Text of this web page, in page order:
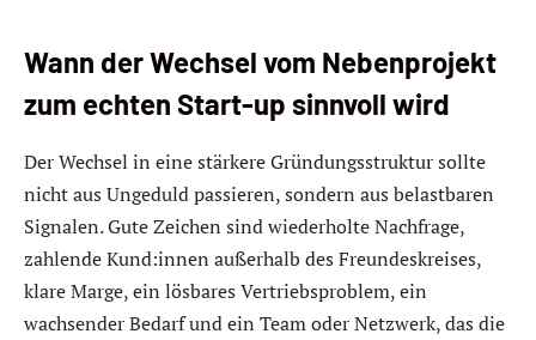
Wann der Wechsel vom Nebenprojekt
zum echten Start-up sinnvoll wird
Der Wechsel in eine stärkere Gründungsstruktur sollte
nicht aus Ungeduld passieren, sondern aus belastbaren
Signalen. Gute Zeichen sind wiederholte Nachfrage,
zahlende Kund:innen außerhalb des Freundeskreises,
klare Marge, ein lösbares Vertriebsproblem, ein
wachsender Bedarf und ein Team oder Netzwerk, das die